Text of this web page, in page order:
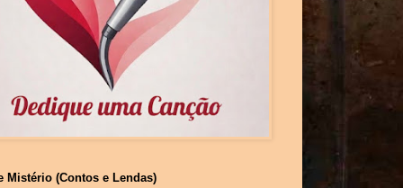
Mistério (Contos e Lendas)